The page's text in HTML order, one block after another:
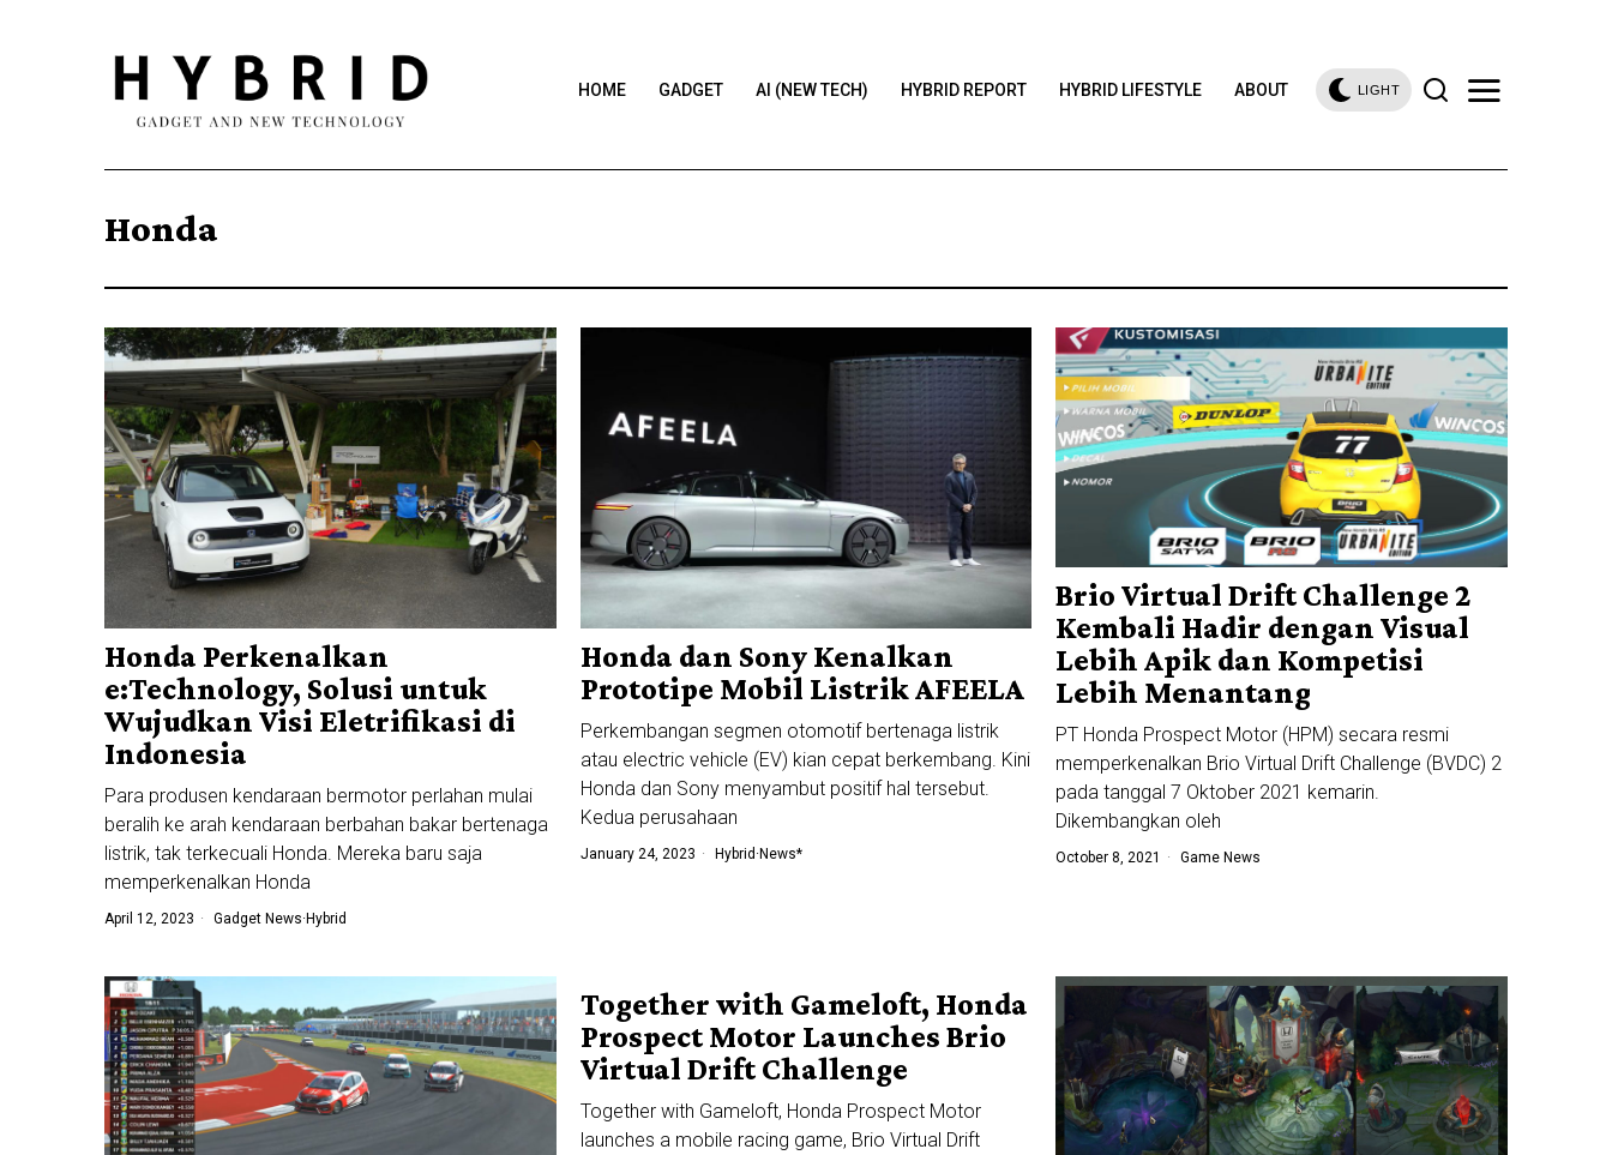
HOME GADGET AI (NEW TECH) HYBRID REPORT HYBRID LIFESTYLE ABOUT LIGHT
Honda
Honda Perkenalkan
e:Technology, Solusi untuk
Wujudkan Visi Eletrifikasi di
Indonesia
Para produsen kendaraan bermotor perlahan mulai
beralih ke arah kendaraan berbahan bakar bertenaga
listrik, tak terkecuali Honda. Mereka baru saja
memperkenalkan Honda
April 12, 2023 Gadget News·Hybrid
Honda dan Sony Kenalkan
Prototipe Mobil Listrik AFEELA
Perkembangan segmen otomotif bertenaga listrik
atau electric vehicle (EV) kian cepat berkembang. Kini
Honda dan Sony menyambut positif hal tersebut.
Kedua perusahaan
January 24, 2023 Hybrid ·News*
Brio Virtual Drift Challenge 2
Kembali Hadir dengan Visual
Lebih Apik dan Kompetisi
Lebih Menantang
PT Honda Prospect Motor (HPM) secara resmi
memperkenalkan Brio Virtual Drift Challenge (BVDC) 2
pada tanggal 7 Oktober 2021 kemarin.
Dikembangkan oleh
October 8, 2021 Game News
Together with Gameloft, Honda
Prospect Motor Launches Brio
Virtual Drift Challenge
Together with Gameloft, Honda Prospect Motor
launches a mobile racing game, Brio Virtual Drift